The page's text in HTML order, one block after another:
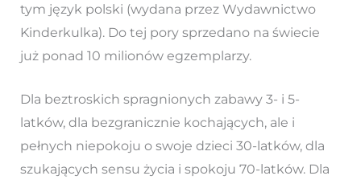
tym język polski (wydana przez Wydawnictwo
Kinderkulka). Do tej pory sprzedano na świecie
już ponad 10 milionów egzemplarzy.
Dla beztroskich spragnionych zabawy 3- i 5-
latków, dla bezgranicznie kochających, ale i
pełnych niepokoju o swoje dzieci 30-latków, dla
szukających sensu życia i spokoju 70-latków. Dla